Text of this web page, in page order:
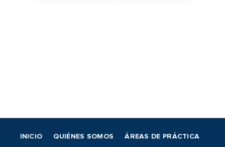
INICIO QUIÉNES SOMOS ÁREAS DE PRÁCTICA